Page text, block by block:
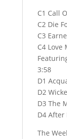
C1 Call
C2 Die
C3
C4 Love
3:58
D1
D2
D3 The
D4 After
The